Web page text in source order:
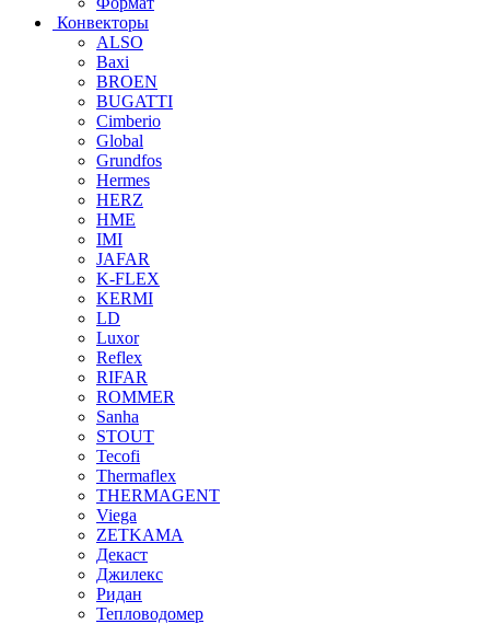
Конвекторы
ALSO
Baxi
BROEN
BUGATTI
Cimberio
Global
Grundfos
Hermes
HERZ
HME
IMI
JAFAR
K-FLEX
KERMI
LD
Luxor
Reflex
RIFAR
ROMMER
Sanha
STOUT
Tecofi
Thermaflex
THERMAGENT
Viega
ZETKAMA
Декаст
Джилекс
Ридан
Тепловодомер